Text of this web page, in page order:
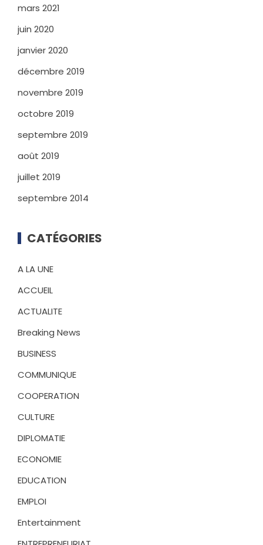
mars 2021
juin 2020
janvier 2020
décembre 2019
novembre 2019
octobre 2019
septembre 2019
août 2019
juillet 2019
septembre 2014
CATÉGORIES
A LA UNE
ACCUEIL
ACTUALITE
Breaking News
BUSINESS
COMMUNIQUE
COOPERATION
CULTURE
DIPLOMATIE
ECONOMIE
EDUCATION
EMPLOI
Entertainment